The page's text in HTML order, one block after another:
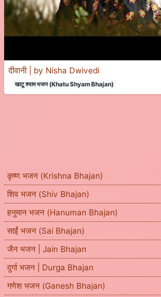
कृष्ण भजन (Krishna Bhajan)
शिव भजन (Shiv Bhajan)
हनुमान भजन (Hanuman Bhajan)
साईं भजन (Sai Bhajan)
जैन भजन | Jain Bhajan
दुर्गा भजन | Durga Bhajan
गणेश भजन (Ganesh Bhajan)
दीवानी | by Nisha Dwivedi
खाटू श्याम भजन (Khatu Shyam Bhajan)